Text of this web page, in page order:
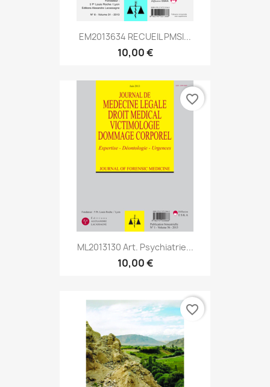
EM2013634 RECUEIL PMSI...
10,00 €
ML2013130 Art. Psychiatrie...
10,00 €
favorite_border
favorite_border